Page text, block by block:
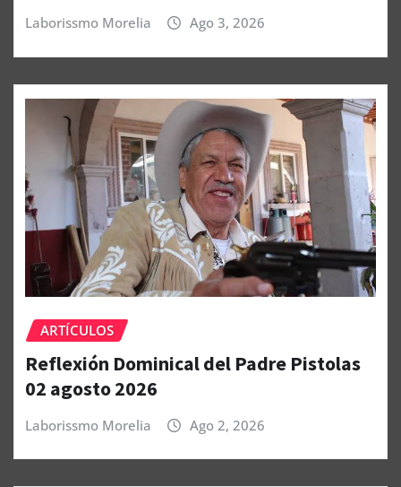
Laborissmo Morelia Ago 3, 2026
ARTÍCULOS
Reflexión Dominical del Padre Pistolas
02 agosto 2026
Laborissmo Morelia Ago 2, 2026